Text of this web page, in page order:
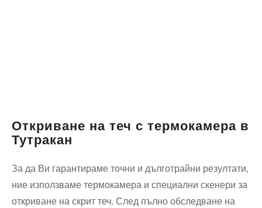
Откриване на теч с термокамера в
Тутракан
За да Ви гарантираме точни и дълготрайни резултати,
ние използваме термокамера и специални скенери за
откриване на скрит теч. След пълно обследване на